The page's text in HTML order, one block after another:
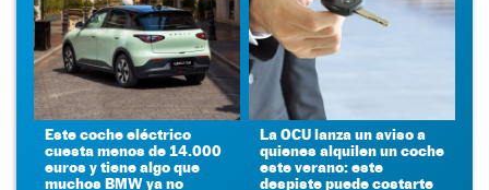
Este coche eléctrico
cuesta menos de 14.000
euros y tiene algo que
muchos BMW ya no
La OCU lanza un aviso a
quienes alquilen un coche
este verano: este
despiste puede costarte